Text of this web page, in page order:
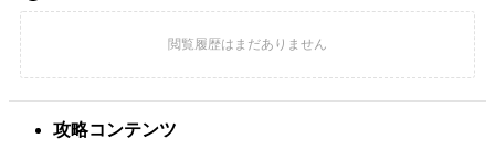
攻略コンテンツ